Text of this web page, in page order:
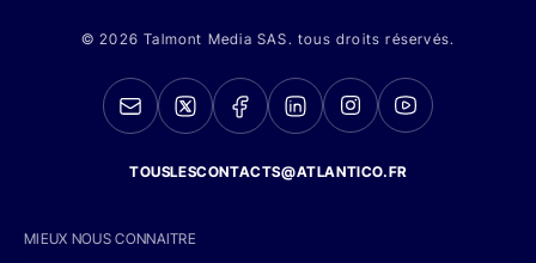
© 2026 Talmont Media SAS. tous droits réservés.
TOUSLESCONTACTS@ATLANTICO.FR
MIEUX NOUS CONNAITRE